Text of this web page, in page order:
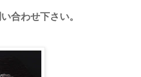
合わせ下さい。